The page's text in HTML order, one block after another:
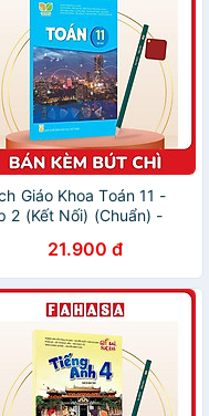
Giáo Khoa Toán 11 -
2 (Kết Nối) (Chuẩn) -
21.900 đ